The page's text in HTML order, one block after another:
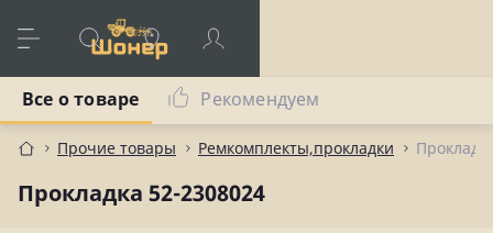
Прочие товары Ремкомплекты,прокладки
Прокладка 52-2308024
Все о товаре Рекомендуем